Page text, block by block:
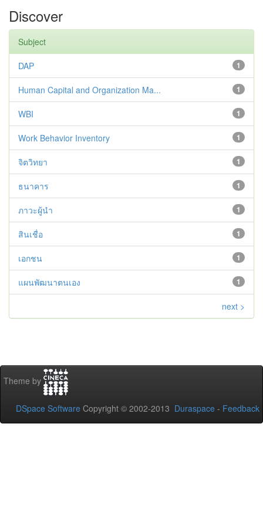
Discover
Subject
1
DAP
1
Human Capital and Organization Ma...
1
WBI
1
Work Behavior Inventory
1
จิตวิทยา
1
ธนาคาร
1
ภาวะผู้นำ
1
สินเชื่อ
1
เอกชน
1
แผนพัฒนาตนเอง
next >
Theme by
DSpace Software Copyright © 2002-2013 Duraspace - Feedback